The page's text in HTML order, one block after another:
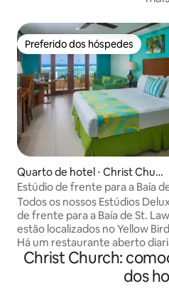
Preferido dos hóspedes
Preferido dos hóspedes
Quarto de hotel ⋅ Christ Churc
h
Estúdio de frente para a Baía
Lawrence
Todos os nossos Estúdios
de frente para a Baía de St.
estão localizados no Yellow
Há um restaurante aberto
para café da manhã, almoço e
e piscina na propriedade. Os
Deluxe vêm com o seguinte: • 450 pés
Christ Church:
dos